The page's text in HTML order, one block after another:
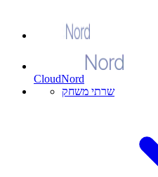
CloudNord
שרתי משחק